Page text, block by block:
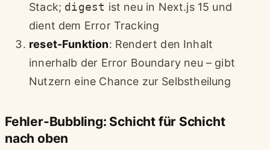
Stack; digest ist neu in Next.js 15 und
dient dem Error Tracking
reset-Funktion: Rendert den Inhalt
innerhalb der Error Boundary neu – gibt
Nutzern eine Chance zur Selbstheilung
Fehler-Bubbling: Schicht für Schicht
nach oben